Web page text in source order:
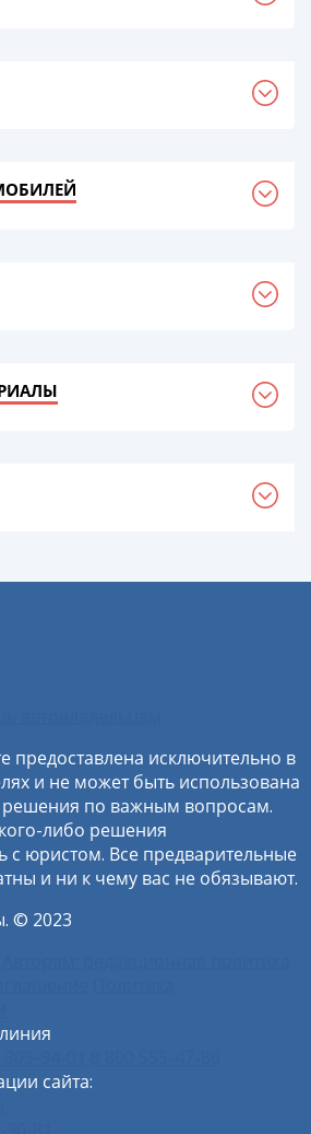
предоставлена исключительно в
и не может быть использована
решения по важным вопросам.
либо решения
с юристом. Все предварительные
и ни к чему вас не обязывают.
© 2023
сайта: